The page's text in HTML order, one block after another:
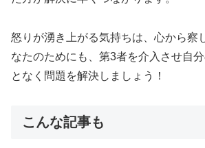
怒りが湧き上がる気持ちは、心から察
なたのためにも、第3者を介入させ自
となく問題を解決しましょう！
こんな記事も